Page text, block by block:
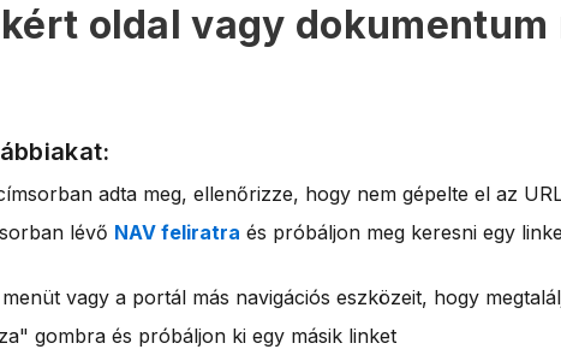
oldal vagy dokumentum
adta meg, ellenőrizze, hogy nem gépelte el az
lévő NAV feliratra és próbáljon meg keresni egy
vagy a portál más navigációs eszközeit, hogy
gombra és próbáljon ki egy másik linket